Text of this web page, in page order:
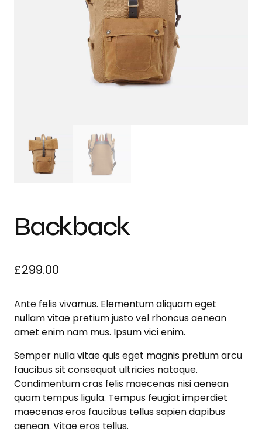
Backback
£299.00
Ante felis vivamus. Elementum aliquam eget
nullam vitae pretium justo vel rhoncus aenean
amet enim nam mus. Ipsum vici enim.
Semper nulla vitae quis eget magnis pretium arcu
faucibus sit consequat ultricies natoque.
Condimentum cras felis maecenas nisi aenean
quam tempus ligula. Tempus feugiat imperdiet
maecenas eros faucibus tellus sapien dapibus
aenean. Vitae eros tellus.